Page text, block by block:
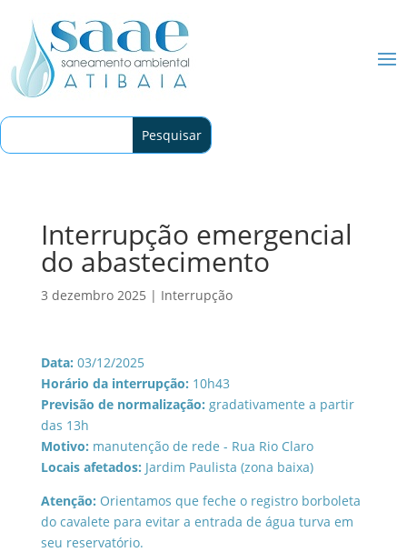
Interrupção emergencial
do abastecimento
3 dezembro 2025 | Interrupção
Data: 03/12/2025
Horário da interrupção: 10h43
Previsão de normalização: gradativamente a partir
das 13h
Motivo: manutenção de rede - Rua Rio Claro
Locais afetados: Jardim Paulista (zona baixa)
Atenção: Orientamos que feche o registro borboleta
do cavalete para evitar a entrada de água turva em
seu reservatório.